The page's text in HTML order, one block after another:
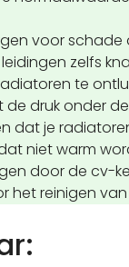
voor schade
zelfs
te
druk onder de
dat je
niet warm
door de cv-
het reinigen